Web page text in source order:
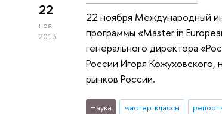
22
ноя
2013
22 ноября Международный
программы «Master in
генерального директора
России Игоря Кожуховского,
рынков России.
Наука мастер-классы